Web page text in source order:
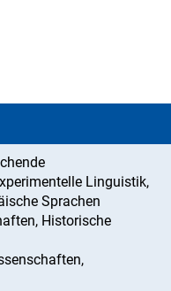
Linguistik,
Sprachen
Historische